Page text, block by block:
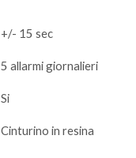
+/- 15 sec
5 allarmi giornalieri
Si
Cinturino in resina